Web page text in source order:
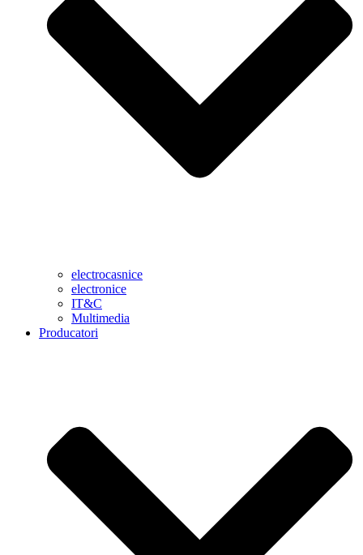
electrocasnice
electronice
IT&C
Multimedia
Producatori